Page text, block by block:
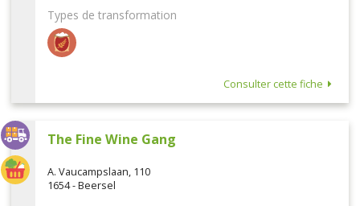
Types de transformation
Consulter cette fiche
The Fine Wine Gang
A. Vaucampslaan, 110
1654 - Beersel